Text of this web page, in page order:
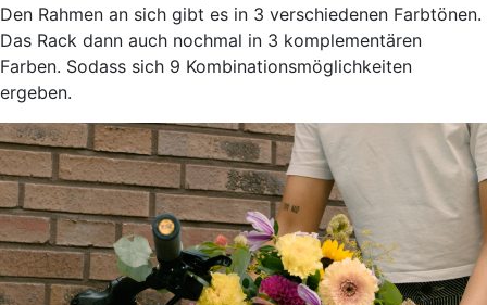
Den Rahmen an sich gibt es in 3 verschiedenen Farbtönen.
Das Rack dann auch nochmal in 3 komplementären
Farben. Sodass sich 9 Kombinationsmöglichkeiten
ergeben.